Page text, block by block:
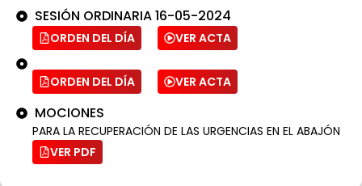
SESIÓN ORDINARIA 16-05-2024
ORDEN DEL DÍA VER ACTA
ORDEN DEL DÍA VER ACTA
MOCIONES
PARA LA RECUPERACIÓN DE LAS URGENCIAS EN EL ABAJÓN
VER PDF